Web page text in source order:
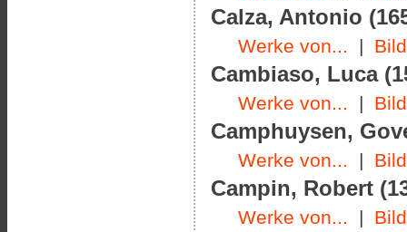
Calza, Antonio
Werke von... |
Cambiaso, Luca
Werke von... |
Camphuysen,
Werke von... |
Campin, Robert
Werke von... |